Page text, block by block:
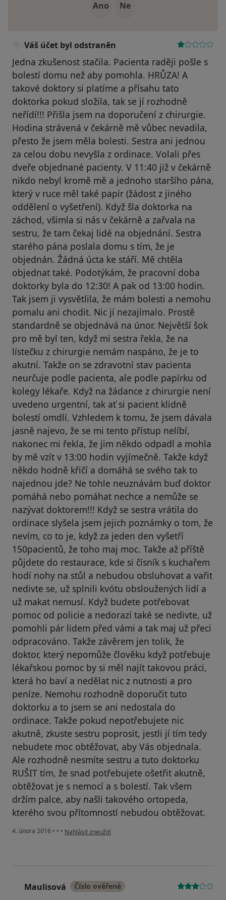
Ano Ne
Váš účet byl odstraněn
Jedna zkušenost stačila. Pacienta raději pošle s
bolestí domu než aby pomohla. HRŮZA! A
takové doktory si platíme a přísahu tato
doktorka pokud složila, tak se jí rozhodně
neřídí!!! Přišla jsem na doporučení z chirurgie.
Hodina strávená v čekárně mě vůbec nevadila,
přesto že jsem měla bolesti. Sestra ani jednou
za celou dobu nevyšla z ordinace. Volali přes
dveře objednané pacienty. V 11:40 již v čekárně
nikdo nebyl kromě mě a jednoho staršího pána,
který v ruce měl také papír (žádost z jiného
oddělení o vyšetření). Když šla doktorka na
záchod, všimla si nás v čekárně a zařvala na
sestru, že tam čekaj lidé na objednání. Sestra
starého pána poslala domu s tím, že je
objednán. Žádná úcta ke stáří. Mě chtěla
objednat také. Podotýkám, že pracovní doba
doktorky byla do 12:30! A pak od 13:00 hodin.
Tak jsem ji vysvětlila, že mám bolesti a nemohu
pomalu ani chodit. Nic jí nezajímalo. Prostě
standardně se objednává na únor. Největší šok
pro mě byl ten, když mi sestra řekla, že na
lístečku z chirurgie nemám naspáno, že je to
akutní. Takže on se zdravotní stav pacienta
neurčuje podle pacienta, ale podle papírku od
kolegy lékaře. Když na žádance z chirurgie není
uvedeno urgentní, tak ať si pacient klidně
bolestí omdlí. Vzhledem k tomu, že jsem dávala
jasně najevo, že se mi tento přístup nelíbí,
nakonec mi řekla, že jim někdo odpadl a mohla
by mě vzít v 13:00 hodin vyjímečně. Takže když
někdo hodně křičí a domáhá se svého tak to
najednou jde? Ne tohle neuznávám buď doktor
pomáhá nebo pomáhat nechce a nemůže se
nazývat doktorem!!! Když se sestra vrátila do
ordinace slyšela jsem jejich poznámky o tom, že
nevím, co to je, když za jeden den vyšetří
150pacientů, že toho maj moc. Takže až příště
půjdete do restaurace, kde si čísník s kuchařem
hodí nohy na stůl a nebudou obsluhovat a vařit
nedivte se, už splnili kvótu obsloužených lidí a
už makat nemusí. Když budete potřebovat
pomoc od policie a nedorazí také se nedivte, už
pomohli pár lidem před vámi a tak maj už přeci
odpracováno. Takže závěrem jen tolik, že
doktor, který nepomůže člověku když potřebuje
lékařskou pomoc by si měl najít takovou práci,
která ho baví a nedělat nic z nutnosti a pro
peníze. Nemohu rozhodně doporučit tuto
doktorku a to jsem se ani nedostala do
ordinace. Takže pokud nepotřebujete nic
akutně, zkuste sestru poprosit, jestli jí tím tedy
nebudete moc obtěžovat, aby Vás objednala.
Ale rozhodně nesmíte sestru a tuto doktorku
RUŠIT tím, že snad potřebujete ošetřit akutně,
obtěžovat je s nemocí a s bolestí. Tak všem
držím palce, aby našli takového ortopeda,
kterého svou přítomností nebudou obtěžovat.
4. února 2016 • • • podle názoru uživatele Váš účet byl odstraněn
Nahlásit zneužití
Maulisová Číslo ověřené